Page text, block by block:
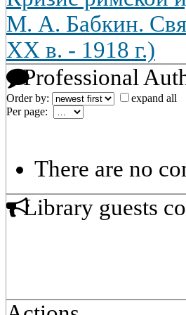
М. А. Бабкин.
XX в. - 1918 г.)
Professional
Order by:
expand all
Per page:
There are no
Library guests